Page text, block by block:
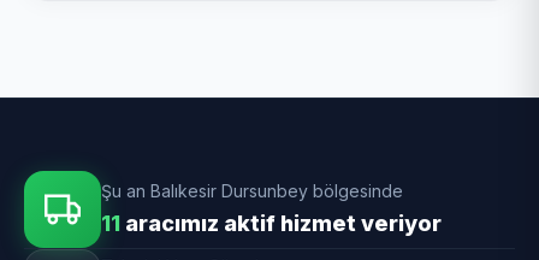
Şu an Balıkesir Dursunbey bölgesinde
11 aracımız aktif hizmet veriyor